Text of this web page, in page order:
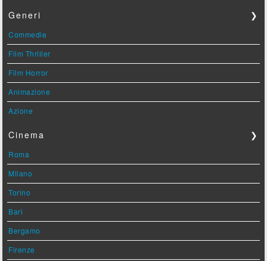
Generi ❯
Commedie
Film Thriller
Film Horror
Animazione
Azione
Cinema ❯
Roma
Milano
Torino
Bari
Bergamo
Firenze